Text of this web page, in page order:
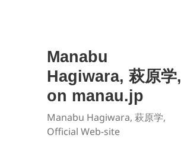
Manabu
Hagiwara, 萩原学,
on manau.jp
Manabu Hagiwara, 萩原学,
Official Web-site